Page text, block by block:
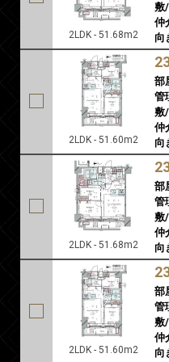
2LDK - 51.68m2
敷
仲
向
2LDK - 51.60m2
部
管
敷
仲
向
2LDK - 51.68m2
部
管
敷
仲
向
2LDK - 51.60m2
部
管
敷
仲
向